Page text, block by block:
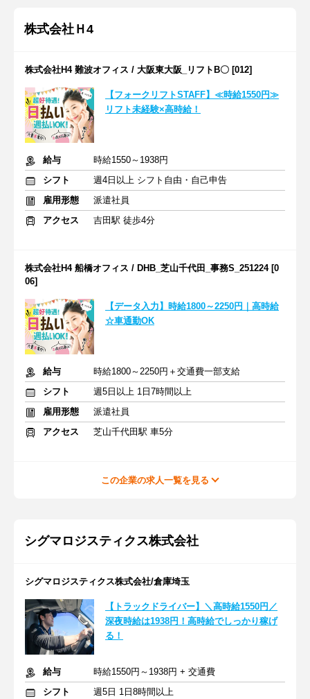
株式会社Ｈ4
株式会社H4 難波オフィス / 大阪東大阪_リフトB〇 [012]
【フォークリフトSTAFF】≪時給1550円≫
リフト未経験×高時給！
給与
時給1550～1938円
シフト
週4日以上 シフト自由・自己申告
雇用形態
派遣社員
アクセス
吉田駅 徒歩4分
株式会社H4 船橋オフィス / DHB_芝山千代田_事務S_251224 [0
06]
【データ入力】時給1800～2250円｜高時給
☆車通勤OK
給与
時給1800～2250円＋交通費一部支給
シフト
週5日以上 1日7時間以上
雇用形態
派遣社員
アクセス
芝山千代田駅 車5分
この企業の求人一覧を見る
シグマロジスティクス株式会社
シグマロジスティクス株式会社/倉庫埼玉
【トラックドライバー】＼高時給1550円／
深夜時給は1938円！高時給でしっかり稼げ
る！
給与
時給1550円～1938円 + 交通費
シフト
週5日 1日8時間以上